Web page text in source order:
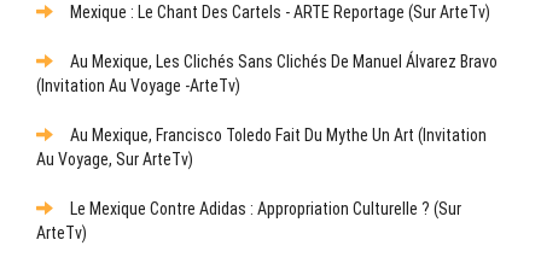
Mexique : Le Chant Des Cartels - ARTE Reportage (sur ArteTv)
Au Mexique, Les Clichés Sans Clichés De Manuel Álvarez Bravo
(Invitation Au Voyage -ArteTv)
Au Mexique, Francisco Toledo Fait Du Mythe Un Art (Invitation
Au Voyage, Sur ArteTv)
Le Mexique Contre Adidas : Appropriation Culturelle ? (sur
ArteTv)